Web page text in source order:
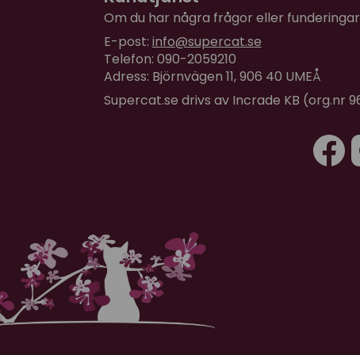
Om du har några frågor eller
E-post: info@supercat.se
Telefon: 090-2059210
Adress: Björnvägen 11, 906 40 UMEÅ
Supercat.se drivs av Incrade KB (org.nr